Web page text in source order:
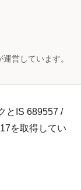
営しています。
とIS 689557 /
を取得してい